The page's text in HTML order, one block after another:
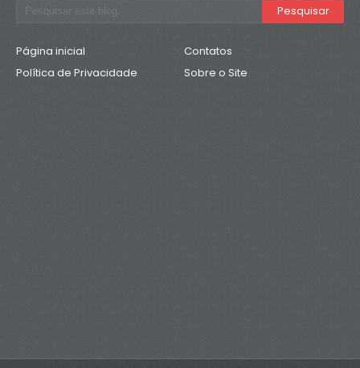
Página inicial
Contatos
Política de Privacidade
Sobre o Site